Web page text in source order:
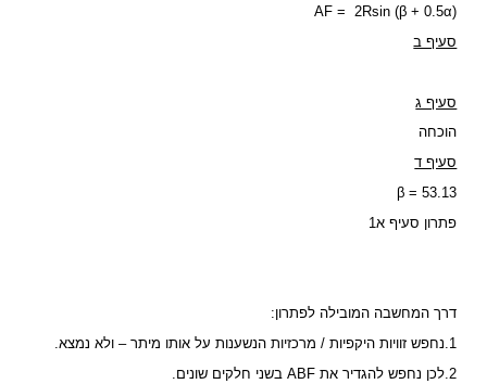
(AF = 2Rsin (β + 0.5α
סעיף ב
סעיף ג
הוכחה
סעיף ד
β = 53.13
פתרון סעיף א1
דרך המחשבה המובילה לפתרון:
1.נחפש זוויות היקפיות / מרכזיות הנשענות על אותו מיתר – ולא נמצא.
2.לכן נחפש להגדיר את ABF בשני חלקים שונים.